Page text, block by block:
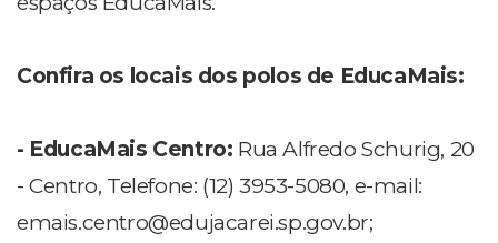
Confira os locais dos polos de EducaMais:
- EducaMais Centro: Rua Alfredo Schurig, 20
- Centro, Telefone: (12) 3953-5080, e-mail:
emais.centro@edujacarei.sp.gov.br;